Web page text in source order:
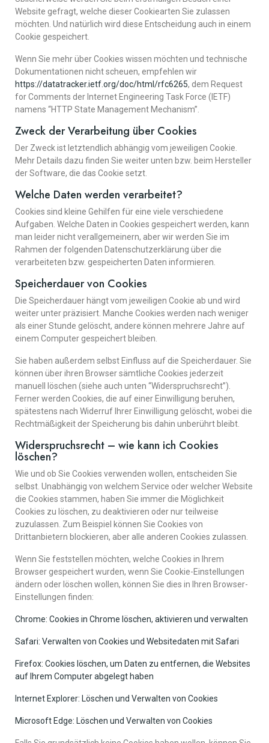
Website gefragt, welche dieser Cookiearten Sie zulassen
möchten. Und natürlich wird diese Entscheidung auch in einem
Cookie gespeichert.
Wenn Sie mehr über Cookies wissen möchten und technische
Dokumentationen nicht scheuen, empfehlen wir
https://datatracker.ietf.org/doc/html/rfc6265, dem Request
for Comments der Internet Engineering Task Force (IETF)
namens “HTTP State Management Mechanism”.
Zweck der Verarbeitung über Cookies
Der Zweck ist letztendlich abhängig vom jeweiligen Cookie.
Mehr Details dazu finden Sie weiter unten bzw. beim Hersteller
der Software, die das Cookie setzt.
Welche Daten werden verarbeitet?
Cookies sind kleine Gehilfen für eine viele verschiedene
Aufgaben. Welche Daten in Cookies gespeichert werden, kann
man leider nicht verallgemeinern, aber wir werden Sie im
Rahmen der folgenden Datenschutzerklärung über die
verarbeiteten bzw. gespeicherten Daten informieren.
Speicherdauer von Cookies
Die Speicherdauer hängt vom jeweiligen Cookie ab und wird
weiter unter präzisiert. Manche Cookies werden nach weniger
als einer Stunde gelöscht, andere können mehrere Jahre auf
einem Computer gespeichert bleiben.
Sie haben außerdem selbst Einfluss auf die Speicherdauer. Sie
können über ihren Browser sämtliche Cookies jederzeit
manuell löschen (siehe auch unten “Widerspruchsrecht”).
Ferner werden Cookies, die auf einer Einwilligung beruhen,
spätestens nach Widerruf Ihrer Einwilligung gelöscht, wobei die
Rechtmäßigkeit der Speicherung bis dahin unberührt bleibt.
Widerspruchsrecht – wie kann ich Cookies
löschen?
Wie und ob Sie Cookies verwenden wollen, entscheiden Sie
selbst. Unabhängig von welchem Service oder welcher Website
die Cookies stammen, haben Sie immer die Möglichkeit
Cookies zu löschen, zu deaktivieren oder nur teilweise
zuzulassen. Zum Beispiel können Sie Cookies von
Drittanbietern blockieren, aber alle anderen Cookies zulassen.
Wenn Sie feststellen möchten, welche Cookies in Ihrem
Browser gespeichert wurden, wenn Sie Cookie-Einstellungen
ändern oder löschen wollen, können Sie dies in Ihren Browser-
Einstellungen finden:
Chrome: Cookies in Chrome löschen, aktivieren und verwalten
Safari: Verwalten von Cookies und Websitedaten mit Safari
Firefox: Cookies löschen, um Daten zu entfernen, die Websites
auf Ihrem Computer abgelegt haben
Internet Explorer: Löschen und Verwalten von Cookies
Microsoft Edge: Löschen und Verwalten von Cookies